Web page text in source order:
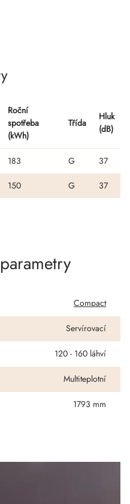
Roční
spotřeba
(kWh)
Třída
Hluk
(dB)
183 G 37
150 G 37
Compact
Servírovací
120 - 160 láhví
Multiteplotní
1793 mm